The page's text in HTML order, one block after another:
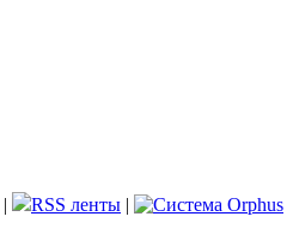
| RSS ленты |